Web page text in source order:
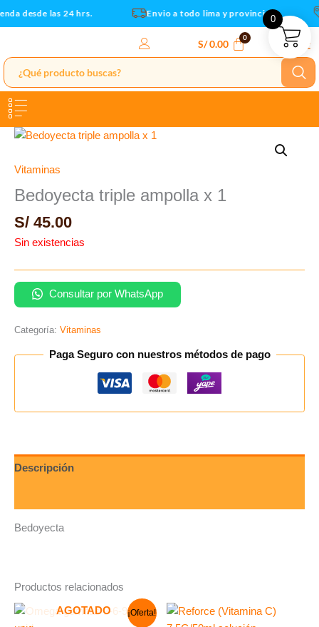
al
desde las 24 hrs. Envio a todo lima y provincias
S/0.00
Vitaminas
Bedoyecta triple ampolla x 1
S/ 45.00
Sin existencias
Consultar por WhatsApp
Categoría: Vitaminas
Paga Seguro con nuestros métodos de pago
Descripción
Bedoyecta
Productos relacionados
¡Oferta!
AGOTADO
El
precio
El
0